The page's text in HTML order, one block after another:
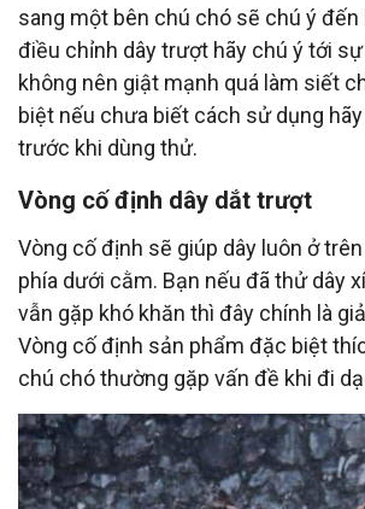
sang một bên chú chó sẽ chú ý đến
điều chỉnh dây trượt hãy chú ý tới
không nên giật mạnh quá làm siết
biệt nếu chưa biết cách sử dụng
trước khi dùng thử.
Vòng cố định dây dắt trượt
Vòng cố định sẽ giúp dây luôn ở
phía dưới cằm. Bạn nếu đã thử dây
vẫn gặp khó khăn thì đây chính là
Vòng cố định sản phẩm đặc biệt
chú chó thường gặp vấn đề khi đi